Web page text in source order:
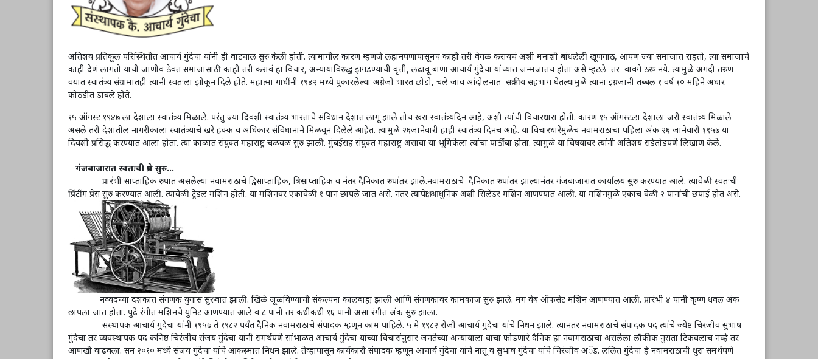
अतिशय प्रतिकूल परिस्थितीत आचार्य गुंदेचा यांनी ही वाटचाल सुरु केली होती. त्यामागील कारण म्हणजे लहानपणापासूनच काही तरी वेगळ करायचं अशी मनाशी बांधलेली खूणगाठ, आपण ज्या समाजात राहतो, त्या समाजाचे
काही देणं लागतो याची जाणीव ठेवत समाजासाठी काही तरी करावं हा विचार, अन्यायाविरुद्ध झगडण्याची वृत्ती, लढावू बाणा आचार्य गुंदेचा यांच्यात जन्मजातच होता असे म्हटले तर वावगे ठरू नये. त्यामुळे अगदी तरुण
वयात स्वातंत्र्य संग्रामातही त्यांनी स्वतःला झोकून दिले होते. महात्मा गांधींनी १९४२ मध्ये पुकारलेल्या अंग्रेजो भारत छोडो, चले जाव आंदोलनात सक्रीय सहभाग घेतल्यामुळे त्यांना इंग्रजांनी तब्बल १ वर्ष १० महिने अंधार
कोठडीत डांबले होते.
१५ ऑगस्ट १९४७ ला देशाला स्वातंत्र्य मिळाले. परंतु ज्या दिवशी स्वातंत्र्य भारताचे संविधान देशात लागू झाले तोच खरा स्वातंत्र्यदिन आहे, अशी त्यांची विचारधारा होती. कारण १५ ऑगस्टला देशाला जरी स्वातंत्र्य मिळाले
असले तरी देशातील नागरीकाला स्वातंत्र्याचे खरे हक्क व अधिकार संविधानाने मिळवून दिलेले आहेत. त्यामुळे २६जानेवारी हाही स्वातंत्र्य दिनच आहे. या विचारधारेमुळेच नवामराठाचा पहिला अंक २६ जानेवारी १९५७ या
दिवशी प्रसिद्ध करण्यात आला होता. त्या काळात संयुक्त महाराष्ट्र चळवळ सुरु झाली. मुंबईसह संयुक्त महाराष्ट्र असावा या भूमिकेला त्यांचा पाठींबा होता. त्यामुळे या विषयावर त्यांनी अतिशय सडेतोडपणे लिखाण केले.
गंजबाजारात स्वतःची प्रेस सुरु…
प्रारंभी साप्ताहिक रुपात असलेल्या नवामराठाचे द्विसाप्ताहिक, त्रिसाप्ताहिक व नंतर दैनिकात रुपांतर झाले.नवामराठाचे दैनिकात रुपांतर झाल्यानंतर गंजबाजारात कार्यालय सुरु करण्यात आले. त्यावेळी स्वतःची
प्रिंटींग प्रेस सुरु करण्यात आली. त्यावेळी ट्रेडल मशिन होती. या मशिनवर एकावेळी १ पान छापले जात असे. नंतर त्यापेक्षा आधुनिक अशी सिलेंडर मशिन आणण्यात आली. या मशिनमुळे एकाच वेळी २ पानांची छपाई होत असे.
नव्वदच्या दशकात संगणक युगास सुरुवात झाली. खिळे जूळविण्याची संकल्पना कालबाह्य झाली आणि संगणकावर कामकाज सुरु झाले. मग वेब ऑफसेट मशिन आणण्यात आली. प्रारंभी ४ पानी कृष्ण धवल अंक
छापला जात होता. पुढे रंगीत मशिनचे युनिट आणण्यात आले व ८ पानी तर कधीकधी १६ पानी असा रंगीत अंक सुरु झाला.
संस्थापक आचार्य गुंदेचा यांनी १९५७ ते १९८२ पर्यंत दैनिक नवामराठाचे संपादक म्हणून काम पाहिले. ५ मे १९८२ रोजी आचार्य गुंदेचा यांचे निधन झाले. त्यानंतर नवामराठाचे संपादक पद त्यांचे ज्येष्ठ चिरंजीव सुभाष
गुंदेचा तर व्यवस्थापक पद कनिष्ठ चिरंजीव संजय गुंदेचा यांनी समर्थपणे सांभाळत आचार्य गुंदेचा यांच्या विचारांनुसार जनतेच्या अन्यायाला वाचा फोडणारे दैनिक हा नवामराठाचा असलेला लौकीक नुसता टिकवलाच नव्हे तर
आणखी वाढवला. सन २०१० मध्ये संजय गुंदेचा यांचे आकस्मात निधन झाले. तेव्हापासून कार्यकारी संपादक म्हणून आचार्य गुंदेचा यांचे नातू व सुभाष गुंदेचा यांचे चिरंजीव अॅड. ललित गुंदेचा हे नवामराठाची धुरा समर्थपणे